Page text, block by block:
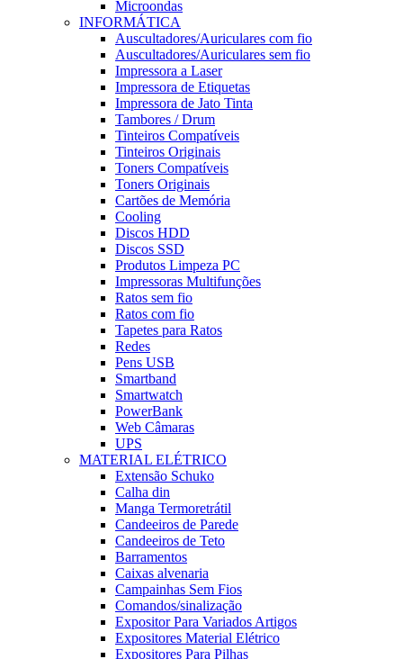
Microondas
INFORMÁTICA
Auscultadores/Auriculares com fio
Auscultadores/Auriculares sem fio
Impressora a Laser
Impressora de Etiquetas
Impressora de Jato Tinta
Tambores / Drum
Tinteiros Compatíveis
Tinteiros Originais
Toners Compatíveis
Toners Originais
Cartões de Memória
Cooling
Discos HDD
Discos SSD
Produtos Limpeza PC
Impressoras Multifunções
Ratos sem fio
Ratos com fio
Tapetes para Ratos
Redes
Pens USB
Smartband
Smartwatch
PowerBank
Web Câmaras
UPS
MATERIAL ELÉTRICO
Extensão Schuko
Calha din
Manga Termoretrátil
Candeeiros de Parede
Candeeiros de Teto
Barramentos
Caixas alvenaria
Campainhas Sem Fios
Comandos/sinalização
Expositor Para Variados Artigos
Expositores Material Elétrico
Expositores Para Pilhas